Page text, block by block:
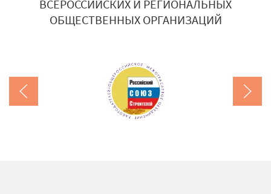
ВСЕРОССИЙСКИХ И РЕГИОНАЛЬНЫХ
ОБЩЕСТВЕННЫХ ОРГАНИЗАЦИЙ